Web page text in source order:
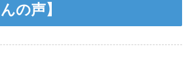
の声】